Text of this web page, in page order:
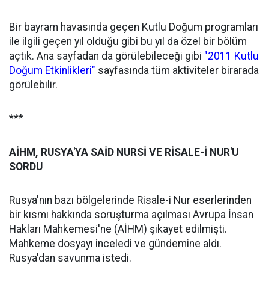
Bir bayram havasında geçen Kutlu Doğum programları
ile ilgili geçen yıl olduğu gibi bu yıl da özel bir bölüm
açtık. Ana sayfadan da görülebileceği gibi "2011 Kutlu
Doğum Etkinlikleri" sayfasında tüm aktiviteler birarada
görülebilir.
***
AİHM, RUSYA'YA SAİD NURSİ VE RİSALE-İ NUR'U
SORDU
Rusya'nın bazı bölgelerinde Risale-i Nur eserlerinden
bir kısmı hakkında soruşturma açılması Avrupa İnsan
Hakları Mahkemesi'ne (AİHM) şikayet edilmişti.
Mahkeme dosyayı inceledi ve gündemine aldı.
Rusya'dan savunma istedi.